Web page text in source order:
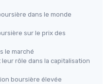
dans le monde
sur le prix des
le marché
rôle dans la capitalisation
boursière élevée